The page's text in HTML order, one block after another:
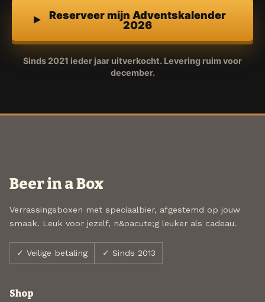
Reserveer mijn Adventskalender
2026
Sinds 2021 ieder jaar uitverkocht. Levering ruim voor
december.
Beer in a Box
Verrassingsboxen met speciaalbier, afgestemd op jouw
smaak. Leuk voor jezelf, n&oacute;g leuker als cadeau.
✓ Veilige betaling ✓ Sinds 2013
Shop